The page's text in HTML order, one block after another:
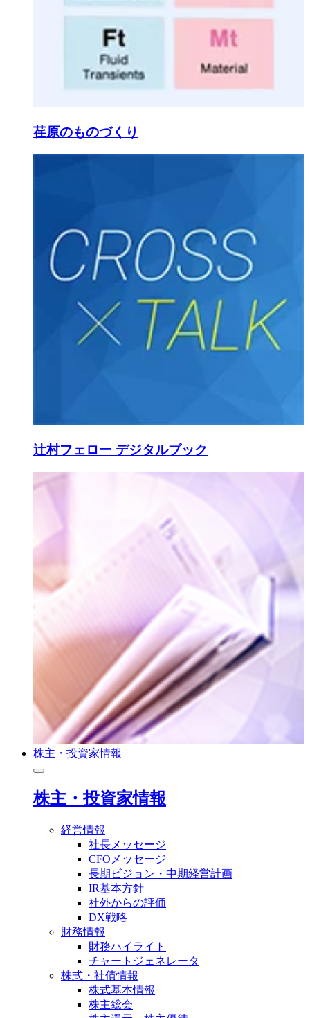
荏原のものづくり
辻村フェロー デジタルブック
株主・投資家情報
株主・投資家情報
経営情報
社長メッセージ
CFOメッセージ
長期ビジョン・中期経営計画
IR基本方針
社外からの評価
DX戦略
財務情報
財務ハイライト
チャートジェネレータ
株式・社債情報
株式基本情報
株主総会